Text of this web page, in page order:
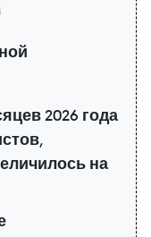
2026 года
на